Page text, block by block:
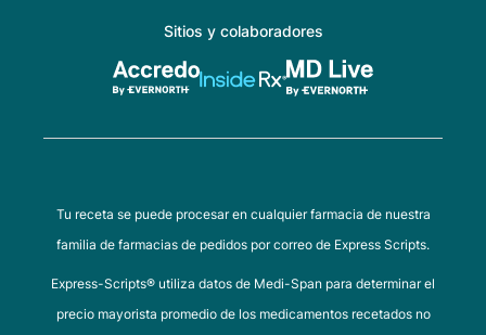
Sitios y colaboradores
Tu receta se puede procesar en cualquier farmacia de nuestra
familia de farmacias de pedidos por correo de Express Scripts.
Express-Scripts® utiliza datos de Medi-Span para determinar el
precio mayorista promedio de los medicamentos recetados no